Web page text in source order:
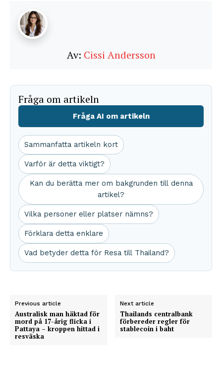
Av: Cissi Andersson
Fråga om artikeln
Fråga AI om artikeln
Sammanfatta artikeln kort
Varför är detta viktigt?
Kan du berätta mer om bakgrunden till denna
artikel?
Vilka personer eller platser nämns?
Förklara detta enklare
Vad betyder detta för Resa till Thailand?
Previous article
Australisk man häktad för
mord på 17-årig flicka i
Pattaya – kroppen hittad i
resväska
Next article
Thailands centralbank
förbereder regler för
stablecoin i baht